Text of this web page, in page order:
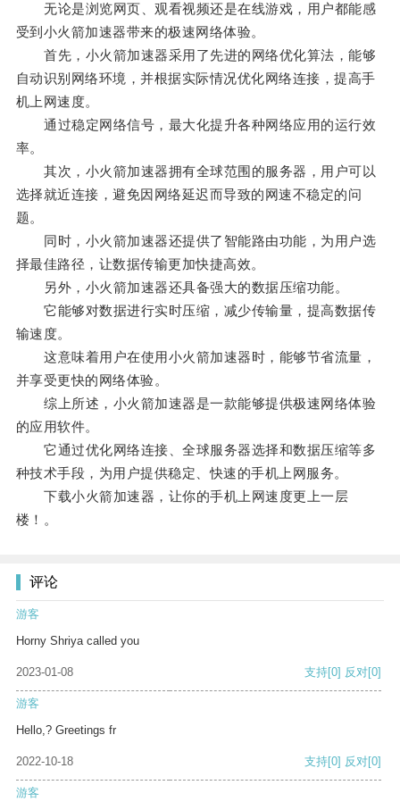
无论是浏览网页、观看视频还是在线游戏，用户都能感
受到小火箭加速器带来的极速网络体验。
首先，小火箭加速器采用了先进的网络优化算法，能够
自动识别网络环境，并根据实际情况优化网络连接，提高手
机上网速度。
通过稳定网络信号，最大化提升各种网络应用的运行效
率。
其次，小火箭加速器拥有全球范围的服务器，用户可以
选择就近连接，避免因网络延迟而导致的网速不稳定的问
题。
同时，小火箭加速器还提供了智能路由功能，为用户选
择最佳路径，让数据传输更加快捷高效。
另外，小火箭加速器还具备强大的数据压缩功能。
它能够对数据进行实时压缩，减少传输量，提高数据传
输速度。
这意味着用户在使用小火箭加速器时，能够节省流量，
并享受更快的网络体验。
综上所述，小火箭加速器是一款能够提供极速网络体验
的应用软件。
它通过优化网络连接、全球服务器选择和数据压缩等多
种技术手段，为用户提供稳定、快速的手机上网服务。
下载小火箭加速器，让你的手机上网速度更上一层
楼！。
评论
游客
Horny Shriya called you
2023-01-08 支持[0] 反对[0]
游客
Hello,? Greetings fr
2022-10-18 支持[0] 反对[0]
游客